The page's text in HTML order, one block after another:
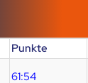
Punkte
61:54